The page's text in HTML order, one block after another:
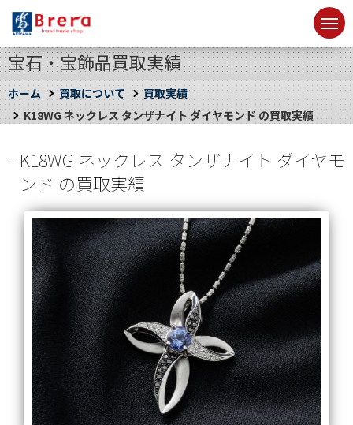
宝石・宝飾品買取実績
ホーム 買取について
買取実績
K18WG ネックレス タンザナイト ダイヤモンド の買取実績
K18WG ネックレス タンザナイト ダイヤモ
ンド の買取実績